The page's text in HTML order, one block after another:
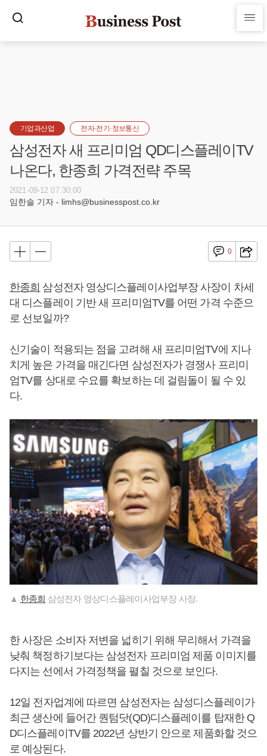
기업과산업 전자·전기·정보통신
삼성전자 새 프리미엄 QD디스플레이TV
나온다, 한종희 가격전략 주목
2021-09-12 07:30:00
임한솔 기자 - limhs@businesspost.co.kr
0
한종희 삼성전자 영상디스플레이사업부장 사장이 차세
대 디스플레이 기반 새 프리미엄TV를 어떤 가격 수준으
로 선보일까?
신기술이 적용되는 점을 고려해 새 프리미엄TV에 지나
치게 높은 가격을 매긴다면 삼성전자가 경쟁사 프리미
엄TV를 상대로 수요를 확보하는 데 걸림돌이 될 수 있
다.
▲ 한종희 삼성전자 영상디스플레이사업부장 사장.
한 사장은 소비자 저변을 넓히기 위해 무리해서 가격을
낮춰 책정하기보다는 삼성전자 프리미엄 제품 이미지를
다지는 선에서 가격정책을 펼칠 것으로 보인다.
12일 전자업계에 따르면 삼성전자는 삼성디스플레이가
최근 생산에 들어간 퀀텀닷(QD)디스플레이를 탑재한 Q
D디스플레이TV를 2022년 상반기 안으로 제품화할 것으
로 예상된다.